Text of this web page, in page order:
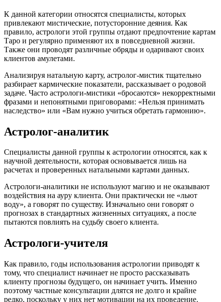
К данной категории относятся специалисты, которых
привлекают мистические, потусторонние деяния. Как
правило, астрологи этой группы отдают предпочтение картам
Таро и регулярно применяют их в повседневной жизни.
Также они проводят различные обряды и одаривают своих
клиентов амулетами.
Анализируя натальную карту, астролог-мистик тщательно
разбирает кармические показатели, рассказывает о родовой
задаче. Часто астрологи-мистики «бросаются» некорректными
фразами и непонятными приговорами: «Нельзя принимать
наследство» или «Вам нужно учиться обретать гармонию».
Астролог-аналитик
Специалисты данной группы к астрологии относятся, как к
научной деятельности, которая основывается лишь на
расчетах и проверенных натальными картами данных.
Астрологи-аналитики не используют магию и не оказывают
воздействия на ауру клиента. Они практически не «льют
воду», а говорят по существу. Изначально они говорят о
прогнозах в стандартных жизненных ситуациях, а после
пытаются повлиять на судьбу своего клиента.
Астрологи-учителя
Как правило, годы использования астрологии приводят к
тому, что специалист начинает не просто рассказывать
клиенту прогнозы будущего, он начинает учить. Именно
поэтому частные консультации длятся не долго и крайне
редко, поскольку у них нет мотивации на их проведение.